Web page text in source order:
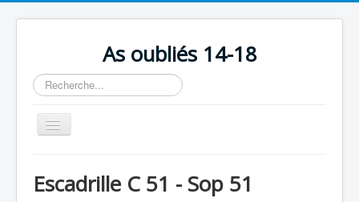
As oubliés 14-18
Rechercher
Basculer
la
Chronologie
Escadrille C 51 - Sop 51